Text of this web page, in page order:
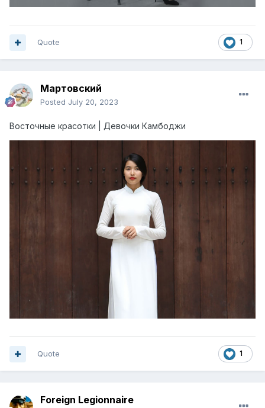
1
Quote
Мартовский
Posted July 20, 2023
Восточные красотки | Девочки Камбоджи
1
Quote
Foreign Legionnaire